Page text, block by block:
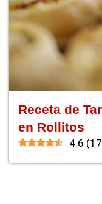
Receta de
en Rollitos
4.6 (17